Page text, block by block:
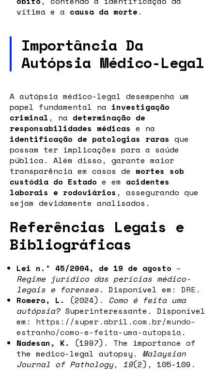
vítima e a causa da morte .
Importância Da
Autópsia Médico-Legal
A autópsia médico-legal desempenha um
papel fundamental na investigação
criminal , na determinação de
responsabilidades médicas e na
identificação de patologias raras que
possam ter implicações para a saúde
pública. Além disso, garante maior
transparência em casos de mortes sob
custódia do Estado e em acidentes
laborais e rodoviários , assegurando que
sejam devidamente analisados.
Referências Legais e
Bibliográficas
Lei n.º 45/2004, de 19 de agosto –
Regime jurídico das perícias médico-
legais e forenses. Disponível em: DRE.
Romero, L.
(2024). Como é feita uma
autópsia?Superinteressante. Disponível
em: https://super.abril.com.br/mundo-
estranho/como-e-feita-uma-autopsia .
Nadesan, K.
(1997). The importance of
the medico-legal autopsy. Malaysian
Journal of Pathology, 19(2), 105-109.